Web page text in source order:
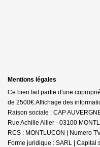
Mentions légales
Ce bien fait partie d'une
de 2500€.Affichage des
Raison sociale : CAP
Rue Achille Allier - 03100
RCS : MONTLUCON | Numero
Forme juridique : SARL | Capital